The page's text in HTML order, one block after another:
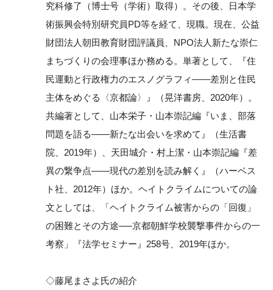
究科修了（博士号（学術）取得）。その後、日本学
術振興会特別研究員PD等を経て、現職。現在、公益
財団法人朝田教育財団評議員、NPO法人新たな崇仁
まちづくりの会理事ほか務める。単著として、『住
民運動と行政権力のエスノグラフィ――差別と住民
主体をめぐる〈京都論〉』（晃洋書房、2020年）。
共編著として、山本栄子・山本崇記編『いま、部落
問題を語る――新たな出会いを求めて』（生活書
院、2019年）、天田城介・村上潔・山本崇記編『差
異の繋争点――現代の差別を読み解く』（ハーベス
ト社、2012年）ほか。ヘイトクライムについての論
文としては、「ヘイトクライム被害からの「回復」
の困難とその方途──京都朝鮮学校襲撃事件からの一
考察」『法学セミナー』258号、2019年ほか。
◇藤尾まさよ氏の紹介